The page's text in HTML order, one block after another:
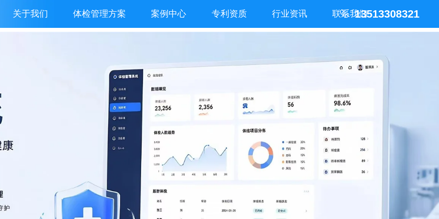
关于我们 体检管理方案 案例中心 专利资质 行业资讯 联系我们13513308321